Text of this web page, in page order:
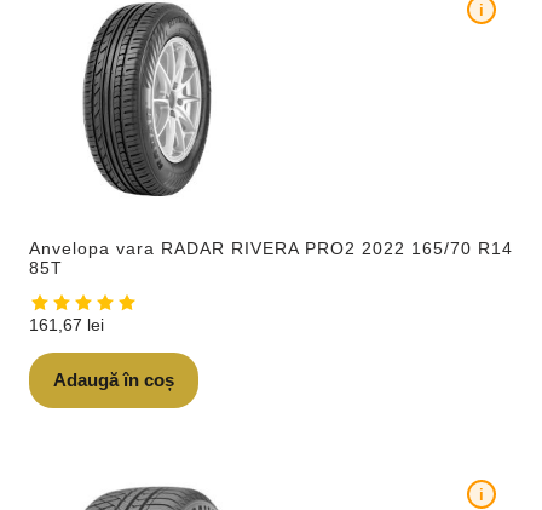
Anvelopa vara RADAR RIVERA PRO2 2022 165/70 R14
85T
i
161,67 lei
Adaugă în coș
i